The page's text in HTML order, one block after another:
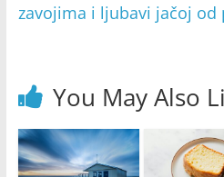
zavojima i ljubavi jačoj od
You May Also